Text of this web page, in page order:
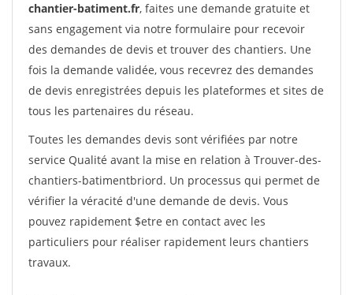
chantier-batiment.fr, faites une demande gratuite et
sans engagement via notre formulaire pour recevoir
des demandes de devis et trouver des chantiers. Une
fois la demande validée, vous recevrez des demandes
de devis enregistrées depuis les plateformes et sites de
tous les partenaires du réseau.
Toutes les demandes devis sont vérifiées par notre
service Qualité avant la mise en relation à Trouver-des-
chantiers-batimentbriord. Un processus qui permet de
vérifier la véracité d'une demande de devis. Vous
pouvez rapidement $etre en contact avec les
particuliers pour réaliser rapidement leurs chantiers
travaux.